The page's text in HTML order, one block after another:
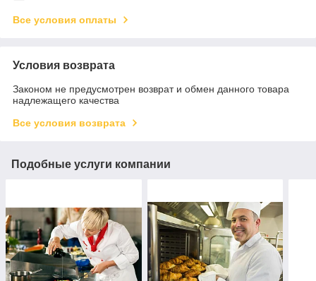
Все условия оплаты
Условия возврата
Законом не предусмотрен возврат и обмен данного товара
надлежащего качества
Все условия возврата
Подобные услуги компании